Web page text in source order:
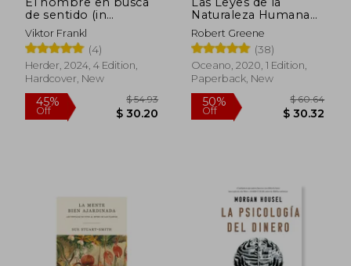
de sentido (in
Spanish)
Viktor Frankl
(4)
Herder, 2024, 4 Edition,
Hardcover, New
Naturaleza Humana
(in Spanish)
Robert Greene
(38)
Oceano, 2020, 1 Edition,
Paperback, New